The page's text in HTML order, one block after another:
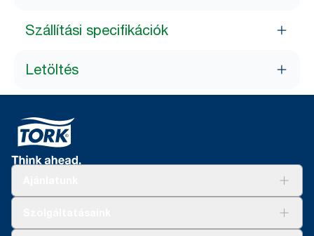
Szállítási specifikációk
Letöltés